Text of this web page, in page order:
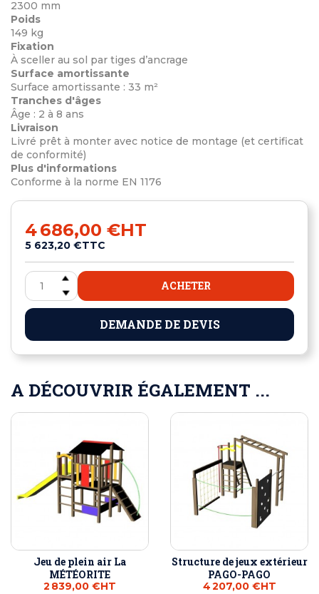
2300 mm
Poids
149 kg
Fixation
À sceller au sol par tiges d’ancrage
Surface amortissante
Surface amortissante : 33 m²
Tranches d'âges
Âge : 2 à 8 ans
Livraison
Livré prêt à monter avec notice de montage (et certificat
de conformité)
Plus d'informations
Conforme à la norme EN 1176
4 686,00 €HT
5 623,20 €TTC
ACHETER
DEMANDE DE DEVIS
A DÉCOUVRIR ÉGALEMENT ...
Jeu de plein air La
MÉTÉORITE
2 839,00 €HT
Structure de jeux extérieur
PAGO-PAGO
4 207,00 €HT